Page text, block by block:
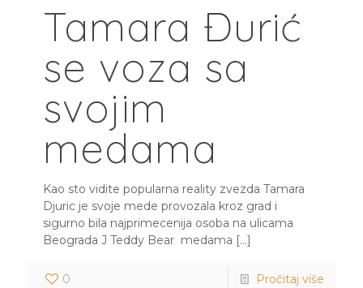
Tamara Đurić
se voza sa
svojim
medama
Kao sto vidite popularna reality zvezda Tamara
Djuric je svoje mede provozala kroz grad i
sigurno bila najprimecenija osoba na ulicama
Beograda J Teddy Bear medama […]
0 Pročitaj više